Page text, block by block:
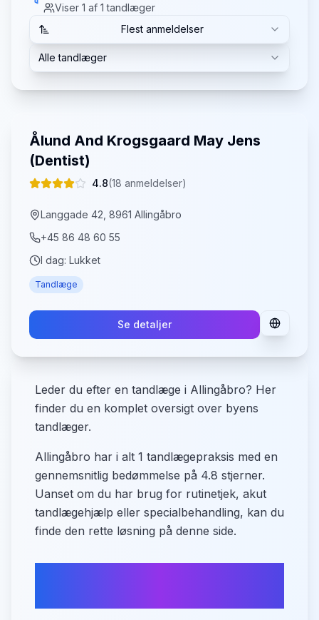
Viser 1 af 1 tandlæger
Flest anmeldelser
Alle tandlæger
Ålund And Krogsgaard May Jens
(Dentist)
4.8(18 anmeldelser)
Langgade 42, 8961 Allingåbro
+45 86 48 60 55
I dag: Lukket
Tandlæge
Se detaljer
Leder du efter en tandlæge i Allingåbro? Her
finder du en komplet oversigt over byens
tandlæger.
Allingåbro har i alt 1 tandlægepraksis med en
gennemsnitlig bedømmelse på 4.8 stjerner.
Uanset om du har brug for rutinetjek, akut
tandlægehjælp eller specialbehandling, kan du
finde den rette løsning på denne side.